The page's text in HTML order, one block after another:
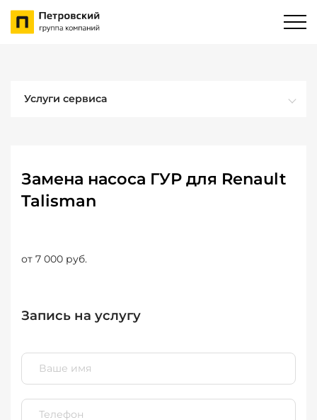
Услуги сервиса
Замена насоса ГУР для Renault
Talisman
от 7 000 руб.
Запись на услугу